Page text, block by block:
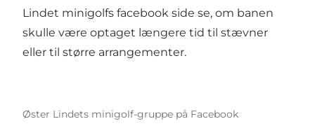
Lindet minigolfs facebook side se, om banen
skulle være optaget længere tid til stævner
eller til større arrangementer.
Øster Lindets minigolf-gruppe på Facebook